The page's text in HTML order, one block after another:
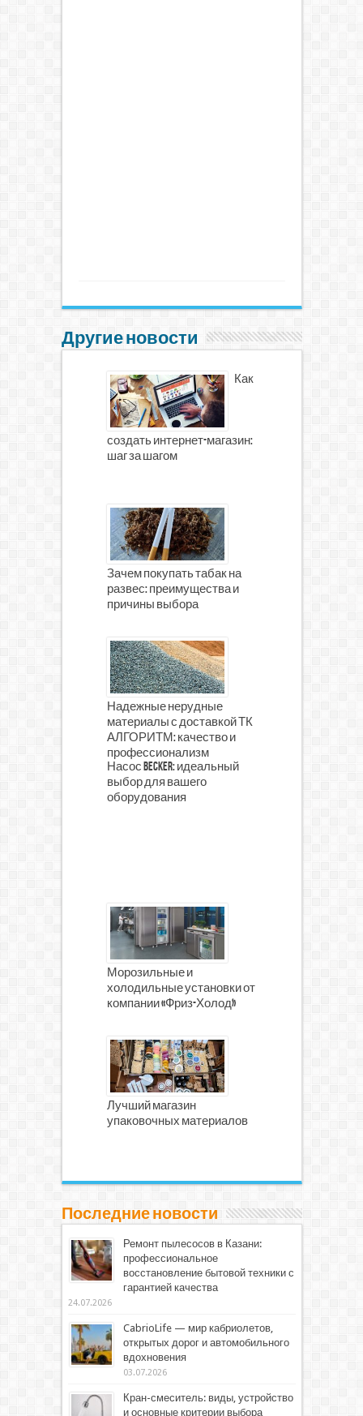
Другие новости
Как
создать интернет-магазин:
шаг за шагом
Зачем покупать табак на
развес: преимущества и
причины выбора
Надежные нерудные
материалы с доставкой ТК
АЛГОРИТМ: качество и
профессионализм
Насос Becker: идеальный
выбор для вашего
оборудования
Морозильные и
холодильные установки от
компании «Фриз-Холод»
Лучший магазин
упаковочных материалов
Последние новости
Ремонт пылесосов в Казани:
профессиональное
восстановление бытовой техники с
гарантией качества
24.07.2026
CabrioLife — мир кабриолетов,
открытых дорог и автомобильного
вдохновения
03.07.2026
Кран-смеситель: виды, устройство
и основные критерии выбора